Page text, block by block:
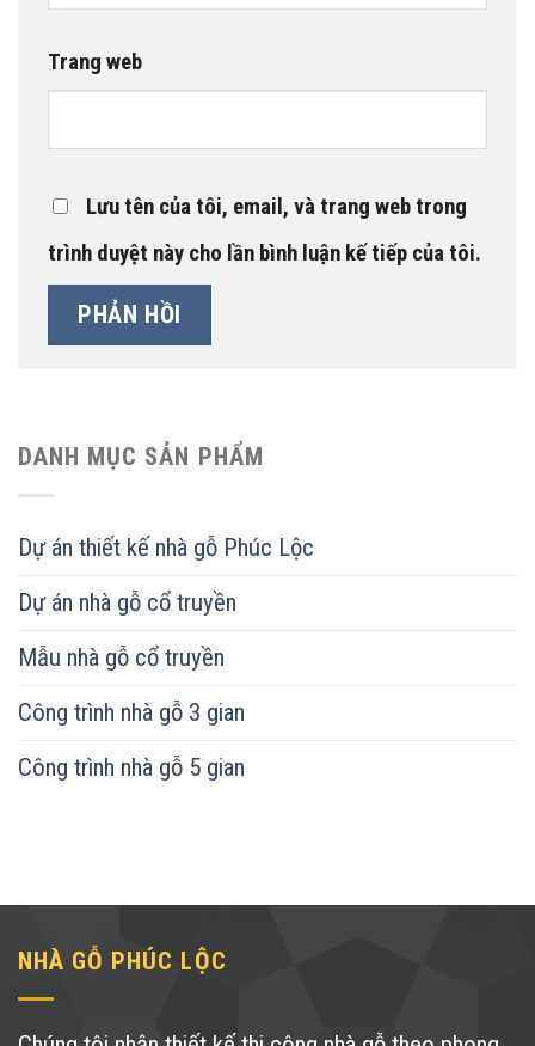
Trang web
Lưu tên của tôi, email, và trang web trong
trình duyệt này cho lần bình luận kế tiếp của tôi.
DANH MỤC SẢN PHẨM
Dự án thiết kế nhà gỗ Phúc Lộc
Dự án nhà gỗ cổ truyền
Mẫu nhà gỗ cổ truyền
Công trình nhà gỗ 3 gian
Công trình nhà gỗ 5 gian
NHÀ GỖ PHÚC LỘC